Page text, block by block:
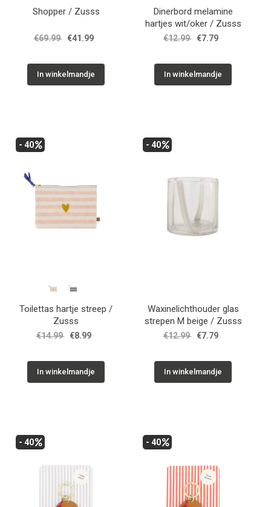
Shopper / Zusss
€69.99 €41.99
In winkelmandje
Dinerbord melamine
hartjes wit/oker / Zusss
€12.99 €7.79
In winkelmandje
- 40
Toilettas hartje streep /
Zusss
€14.99 €8.99
In winkelmandje
- 40
Waxinelichthouder glas
strepen M beige / Zusss
€12.99 €7.79
In winkelmandje
- 40 - 40